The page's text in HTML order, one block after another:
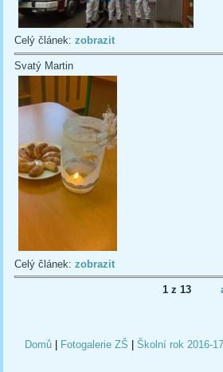
Celý článek:zobrazit
Svatý Martin
Celý článek:zobrazit
1 z 13
Domů| Fotogalerie ZŠ Školní rok 2016-17